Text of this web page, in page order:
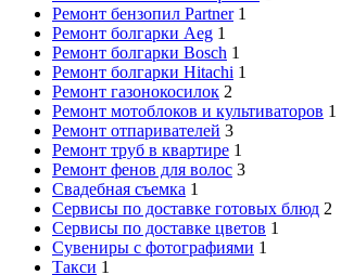
Ремонт бензопил Partner 1
Ремонт болгарки Aeg 1
Ремонт болгарки Bosch 1
Ремонт болгарки Hitachi 1
Ремонт газонокосилок 2
Ремонт мотоблоков и культиваторов 1
Ремонт отпаривателей 3
Ремонт труб в квартире 1
Ремонт фенов для волос 3
Свадебная съемка 1
Сервисы по доставке готовых блюд 2
Сервисы по доставке цветов 1
Сувениры с фотографиями 1
Такси 1